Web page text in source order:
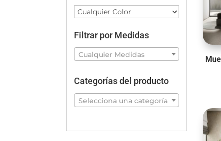
Filtrar por Medidas
Cualquier Medidas
Categorías del producto
Selecciona una categoría